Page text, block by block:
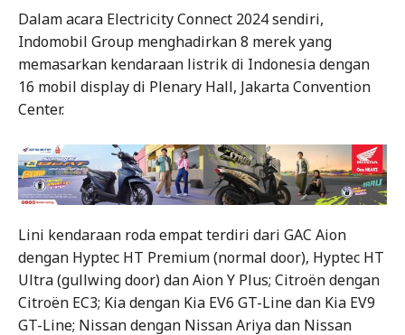
Dalam acara Electricity Connect 2024 sendiri,
Indomobil Group menghadirkan 8 merek yang
memasarkan kendaraan listrik di Indonesia dengan
16 mobil display di Plenary Hall, Jakarta Convention
Center.
Lini kendaraan roda empat terdiri dari GAC Aion
dengan Hyptec HT Premium (normal door), Hyptec HT
Ultra (gullwing door) dan Aion Y Plus; Citroën dengan
Citroën EC3; Kia dengan Kia EV6 GT-Line dan Kia EV9
GT-Line; Nissan dengan Nissan Ariya dan Nissan